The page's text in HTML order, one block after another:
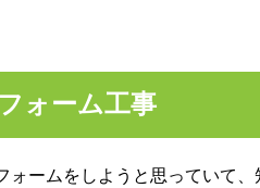
ォーム工事
ォームをしようと思っていて